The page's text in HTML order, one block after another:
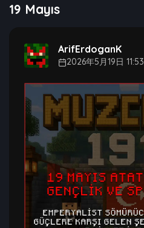
19 Mayıs
ArifErdoganK
2026年5月19日 11:53